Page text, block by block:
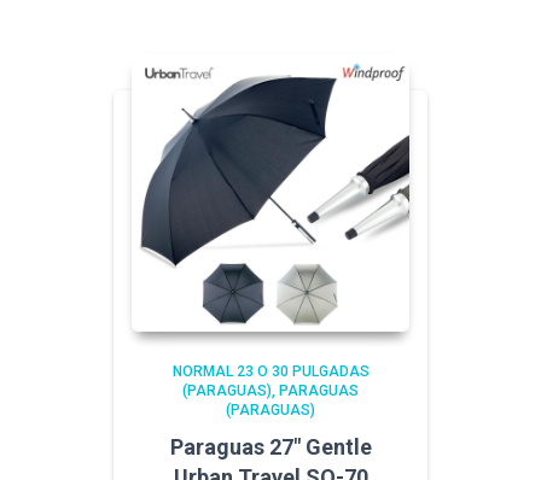
NORMAL 23 O 30 PULGADAS
(PARAGUAS) PARAGUAS
(PARAGUAS)
Paraguas 27″ Gentle